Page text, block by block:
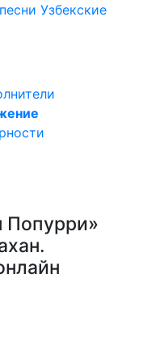
Узбекские
Попурри»